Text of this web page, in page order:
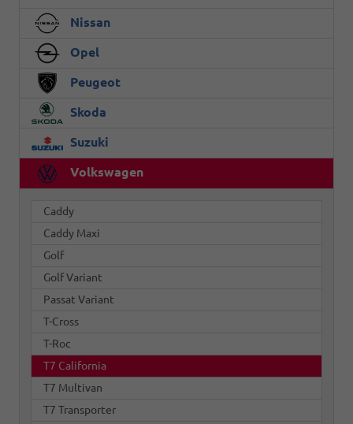
Nissan
Opel
Peugeot
Skoda
Suzuki
Volkswagen
Caddy
Caddy Maxi
Golf
Golf Variant
Passat Variant
T-Cross
T-Roc
T7 California
T7 Multivan
T7 Transporter